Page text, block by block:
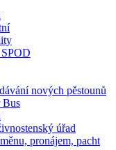
nových pěstounů
Bus
úřad
pronájem, pacht